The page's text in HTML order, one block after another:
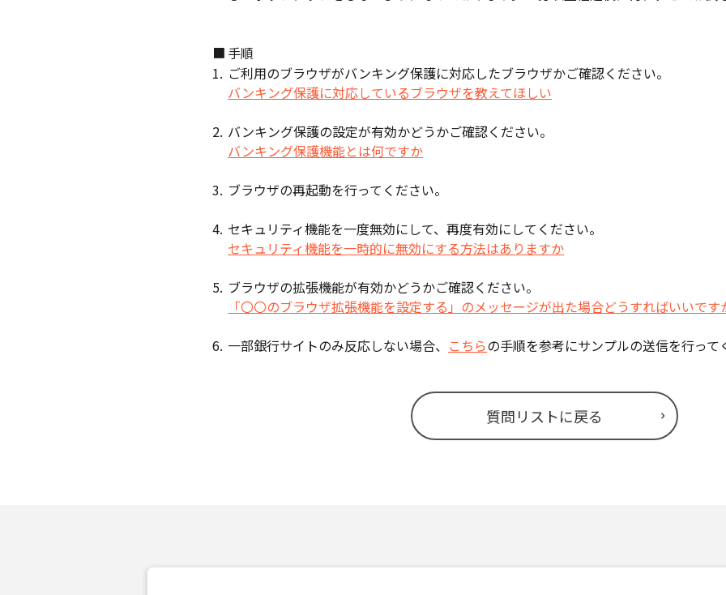
■ 手順
1. ご利用のブラウザがバンキング保護に対応したブラウザかご確認ください。
バンキング保護に対応しているブラウザを教えてほしい
2. バンキング保護の設定が有効かどうかご確認ください。
バンキング保護機能とは何ですか
3. ブラウザの再起動を行ってください。
4. セキュリティ機能を一度無効にして、再度有効にしてください。
セキュリティ機能を一時的に無効にする方法はありますか
5. ブラウザの拡張機能が有効かどうかご確認ください。
「〇〇のブラウザ拡張機能を設定する」のメッセージが出た場合どうすればいいです
6. 一部銀行サイトのみ反応しない場合、 こちらの手順を参考にサンプルの送信を行って
質問リストに戻る